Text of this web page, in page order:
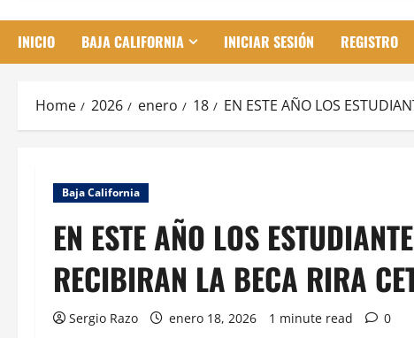
INICIO BAJA CALIFORNIA INICIAR SESIÓN REGISTRO
Home 2026 enero 18 EN ESTE AÑO LOS
Baja California
EN ESTE AÑO LOS
RECIBIRAN LA BECA RIRA
Sergio Razo enero 18, 2026 1 minute read 0